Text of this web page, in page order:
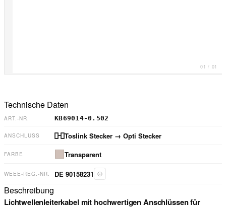
01 / 01
Technische Daten
ART.-NR. KB69014-0.502
ANSCHLUSS Toslink Stecker → Opti Stecker
FARBE Transparent
WEEE-REG.-NR. DE 90158231
Beschreibung
Lichtwellenleiterkabel mit hochwertigen Anschlüssen für